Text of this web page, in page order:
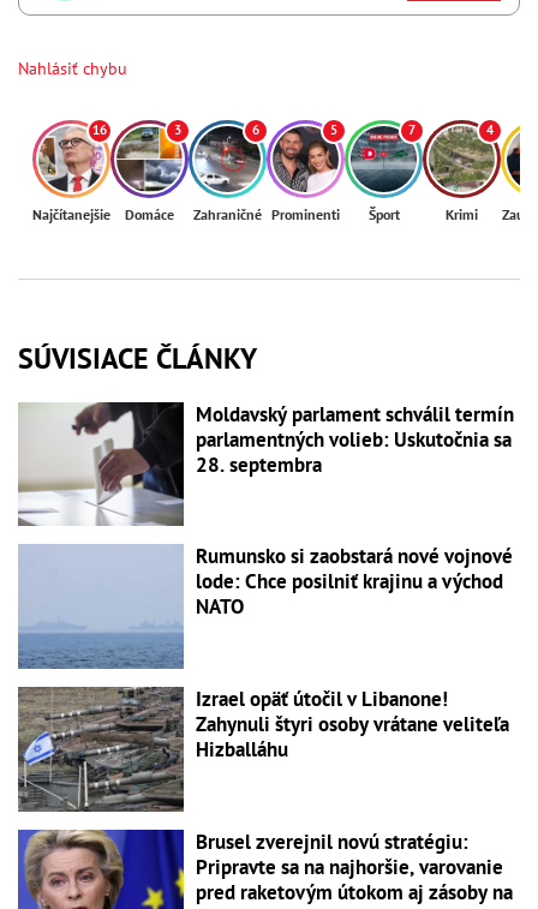
Nahlásiť chybu
16
Najčítanejšie
3
Domáce
6
Zahraničné
5
Prominenti
7
Šport
4
Krimi
SÚVISIACE ČLÁNKY
Moldavský parlament schválil termín
parlamentných volieb: Uskutočnia sa
28. septembra
Rumunsko si zaobstará nové vojnové
lode: Chce posilniť krajinu a východ
NATO
Izrael opäť útočil v Libanone!
Zahynuli štyri osoby vrátane veliteľa
Hizballáhu
Brusel zverejnil novú stratégiu:
Pripravte sa na najhoršie, varovanie
pred raketovým útokom aj zásoby na